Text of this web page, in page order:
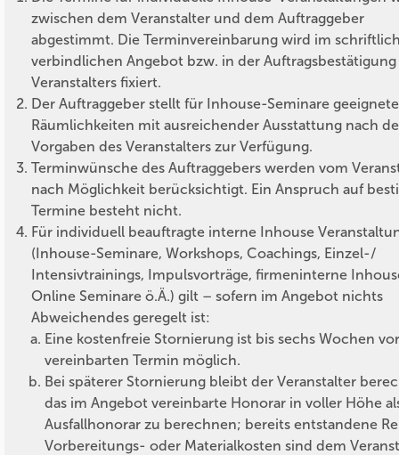
zwischen dem Veranstalter und dem Auftraggeber
abgestimmt. Die Terminvereinbarung wird im
verbindlichen Angebot bzw. in der Auftragsbestätigung
Veranstalters fixiert.
Der Auftraggeber stellt für Inhouse-Seminare geeignete
Räumlichkeiten mit ausreichender Ausstattung nach
Vorgaben des Veranstalters zur Verfügung.
Terminwünsche des Auftraggebers werden vom
nach Möglichkeit berücksichtigt. Ein Anspruch auf
Termine besteht nicht.
Für individuell beauftragte interne Inhouse
(Inhouse-Seminare, Workshops, Coachings, Einzel-/
Intensivtrainings, Impulsvorträge, firmeninterne
Online Seminare ö.Ä.) gilt – sofern im Angebot nichts
Abweichendes geregelt ist:
Eine kostenfreie Stornierung ist bis sechs Wochen
vereinbarten Termin möglich.
Bei späterer Stornierung bleibt der Veranstalter
das im Angebot vereinbarte Honorar in voller Höhe
Ausfallhonorar zu berechnen; bereits entstandene
Vorbereitungs- oder Materialkosten sind dem